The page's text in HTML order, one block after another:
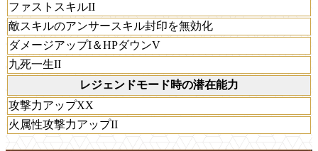
ファストスキルII
敵スキルのアンサースキル封印を無効化
ダメージアップI＆HPダウンV
九死一生II
レジェンドモード時の潜在能力
攻撃力アップXX
火属性攻撃力アップII